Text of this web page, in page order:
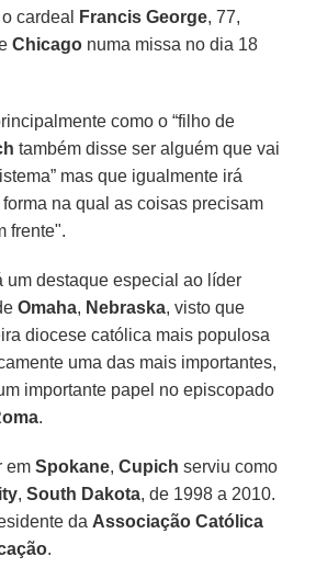
cardeal
Francis George, 77,
Chicago numa missa no dia 18
como o “filho de
também disse ser alguém que vai
mas que igualmente irá
forma na qual as coisas precisam
frente".
um destaque especial ao líder
Omaha, Nebraska, visto que
diocese católica mais populosa
uma das mais importantes,
importante papel no episcopado
.
emSpokane,Cupich serviu como
,South Dakota, de 1998 a 2010.
da Associação Católica
.